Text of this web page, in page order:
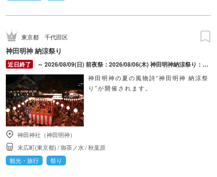
東京都 千代田区
神田明神 納涼祭り
～ 2026/08/09(日) 前夜祭：2026/08/06(木) 神田明神納涼祭り：2026/08/07(金) ～ 2026/08/09(日)
神田明神の夏の風物詩“神田明神 納涼祭
り”が開催されます。
神田神社（神田明神）
末広町(東京都) /御茶ノ水 /秋葉原
観光・旅行
祭り